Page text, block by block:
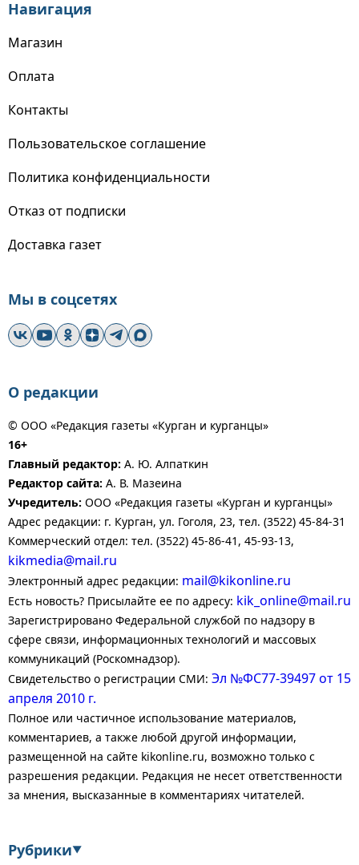
Навигация
Магазин
Оплата
Контакты
Пользовательское соглашение
Политика конфиденциальности
Отказ от подписки
Доставка газет
Мы в соцсетях
О редакции
© ООО «Редакция газеты «Курган и курганцы»
16+
Главный редактор: А. Ю. Алпаткин
Редактор сайта: А. В. Мазеина
Учредитель: ООО «Редакция газеты «Курган и курганцы»
Адрес редакции: г. Курган, ул. Гоголя, 23, тел. (3522) 45-84-31
Коммерческий отдел: тел. (3522) 45-86-41, 45-93-13,
kikmedia@mail.ru
Электронный адрес редакции: mail@kikonline.ru
Есть новость? Присылайте ее по адресу: kik_online@mail.ru
Зарегистрировано Федеральной службой по надзору в
сфере связи, информационных технологий и массовых
коммуникаций (Роскомнадзор).
Свидетельство о регистрации СМИ: Эл №ФС77-39497 от 15
апреля 2010 г.
Полное или частичное использование материалов,
комментариев, а также любой другой информации,
размещенной на сайте kikonline.ru, возможно только с
разрешения редакции. Редакция не несет ответственности
за мнения, высказанные в комментариях читателей.
Рубрики▼